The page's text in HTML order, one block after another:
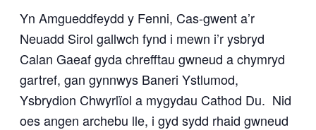
Yn Amgueddfeydd y Fenni, Cas-gwent a’r
Neuadd Sirol gallwch fynd i mewn i’r ysbryd
Calan Gaeaf gyda chrefftau gwneud a chymryd
gartref, gan gynnwys Baneri Ystlumod,
Ysbrydion Chwyrlïol a mygydau Cathod Du. Nid
oes angen archebu lle, i gyd sydd rhaid gwneud